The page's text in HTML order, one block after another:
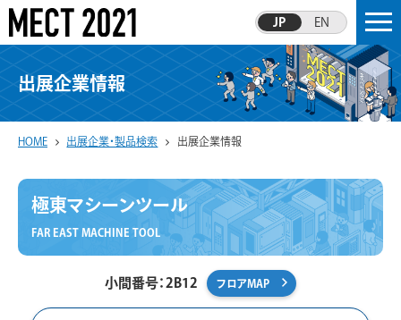
JP EN
出展企業情報
HOME 出展企業・製品検索 出展企業情報
極東マシーンツール
FAR EAST MACHINE TOOL
小間番号：2B12 フロアMAP